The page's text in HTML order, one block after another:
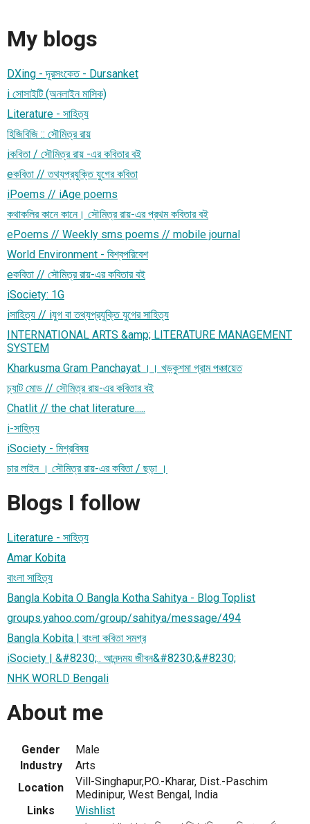
My blogs
DXing - দূরসংকেত - Dursanket
i সোসাইটি (অনলাইন মাসিক)
Literature - সাহিত্য
হিজিবিজি :: সৌমিত্র রায়
iকবিতা / সৌমিত্র রায় -এর কবিতার বই
eকবিতা // তথ্যপ্রযুক্তি যুগের কবিতা
iPoems // iAge poems
কথাকলির কানে কানে। সৌমিত্র রায়-এর প্রথম কবিতার বই
ePoems // Weekly sms poems // mobile journal
World Environment - বিশ্বপরিবেশ
eকবিতা // সৌমিত্র রায়-এর কবিতার বই
iSociety: 1G
iসাহিত্য // iযুগ বা তথ্যপ্রযুক্তি যুগের সাহিত্য
INTERNATIONAL ARTS &amp; LITERATURE MANAGEMENT
SYSTEM
Kharkusma Gram Panchayat ।। খড়কুশমা গ্রাম পঞ্চায়েত
চ্যাট মোড // সৌমিত্র রায়-এর কবিতার বই
Chatlit // the chat literature.....
i-সাহিত্য
iSociety - মিশ্রবিষয়
চার লাইন । সৌমিত্র রায়-এর কবিতা / ছড়া ।
Blogs I follow
Literature - সাহিত্য
Amar Kobita
বাংলা সাহিত্য
Bangla Kobita O Bangla Kotha Sahitya - Blog Toplist
groups.yahoo.com/group/sahitya/message/494
Bangla Kobita | বাংলা কবিতা সমগ্র
iSociety | &#8230;.. আনন্দময় জীবন&#8230;&#8230;
NHK WORLD Bengali
About me
Gender
Male
Industry
Arts
Location
Vill-Singhapur,P.O.-Kharar, Dist.-Paschim
Medinipur, West Bengal, India
Links
Wishlist